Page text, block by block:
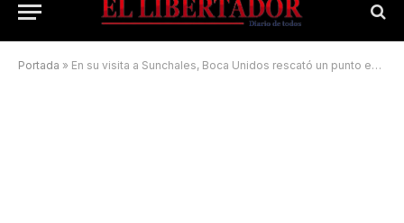
Portada » En su visita a Sunchales, Boca Unidos rescató un punto en el tiempo extra